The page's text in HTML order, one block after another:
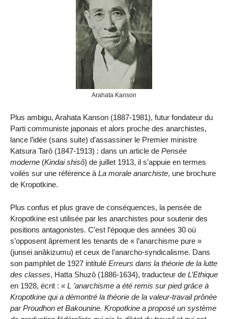
Arahata Kanson
Plus ambigu, Arahata Kanson (1887-1981), futur fondateur du
Parti communiste japonais et alors proche des anarchistes,
lance l’idée (sans suite) d’assassiner le Premier ministre
Katsura Tarô (1847-1913) : dans un article de Pensée
moderne (Kindai shisô) de juillet 1913, il s’appuie en termes
voilés sur une référence à La morale anarchiste, une brochure
de Kropotkine.
Plus confus et plus grave de conséquences, la pensée de
Kropotkine est utilisée par les anarchistes pour soutenir des
positions antagonistes. C’est l’époque des années 30 où
s’opposent âprement les tenants de « l’anarchisme pure »
(junsei anâkizumu) et ceux de l’anarcho-syndicalisme. Dans
son pamphlet de 1927 intitulé Erreurs dans la théorie de la lutte
des classes, Hatta Shuzô (1886-1634), traducteur de L’Ethique
en 1928, écrit :
L ’anarchisme a été remis sur pied grâce à
Kropotkine qui a démontré la théorie de la valeur-travail prônée
par Proudhon et Bakounine. Kropotkine a proposé un système